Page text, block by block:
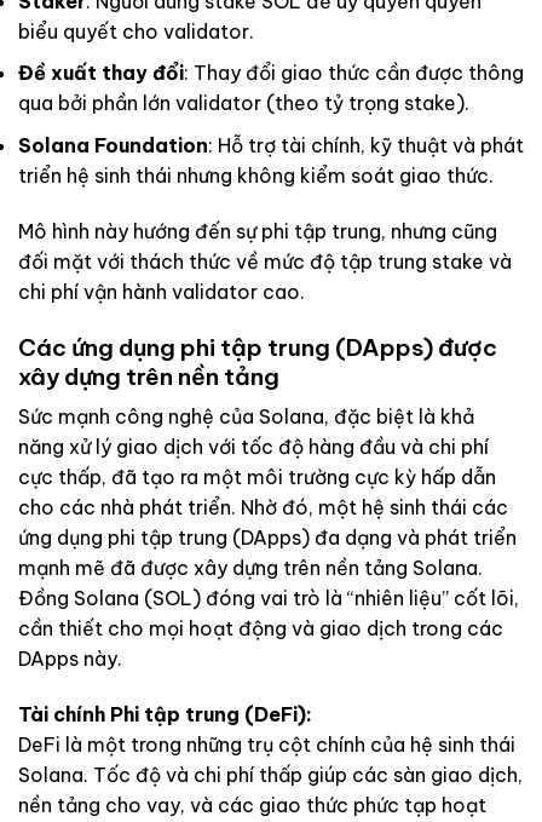
biểu quyết cho validator.
Đề xuất thay đổi: Thay đổi giao thức cần được thông
qua bởi phần lớn validator (theo tỷ trọng stake).
Solana Foundation: Hỗ trợ tài chính, kỹ thuật và phát
triển hệ sinh thái nhưng không kiểm soát giao thức.
Mô hình này hướng đến sự phi tập trung, nhưng cũng
đối mặt với thách thức về mức độ tập trung stake và
chi phí vận hành validator cao.
Các ứng dụng phi tập trung (DApps) được
xây dựng trên nền tảng
Sức mạnh công nghệ của Solana, đặc biệt là khả
năng xử lý giao dịch với tốc độ hàng đầu và chi phí
cực thấp, đã tạo ra một môi trường cực kỳ hấp dẫn
cho các nhà phát triển. Nhờ đó, một hệ sinh thái các
ứng dụng phi tập trung (DApps) đa dạng và phát triển
mạnh mẽ đã được xây dựng trên nền tảng Solana.
Đồng Solana (SOL) đóng vai trò là “nhiên liệu” cốt lõi,
cần thiết cho mọi hoạt động và giao dịch trong các
DApps này.
Tài chính Phi tập trung (DeFi):
DeFi là một trong những trụ cột chính của hệ sinh thái
Solana. Tốc độ và chi phí thấp giúp các sàn giao dịch,
nền tảng cho vay, và các giao thức phức tạp hoạt